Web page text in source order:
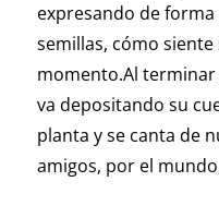
expresando de
semillas, cómo siente
momento.Al
va depositando su
planta y se canta de
amigos, por el